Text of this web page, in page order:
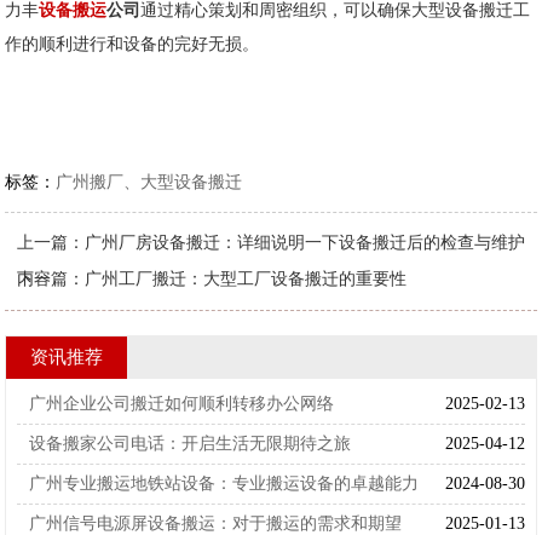
力丰设备搬运公司通过精心策划和周密组织，可以确保大型设备搬迁工
作的顺利进行和设备的完好无损。
标签： 广州搬厂、大型设备搬迁
上一篇： 广州厂房设备搬迁：详细说明一下设备搬迁后的检查与维护
内容
下一篇： 广州工厂搬迁：大型工厂设备搬迁的重要性
资讯推荐
2025-02-13
广州企业公司搬迁如何顺利转移办公网络
2025-04-12
设备搬家公司电话：开启生活无限期待之旅
2024-08-30
广州专业搬运地铁站设备：专业搬运设备的卓越能力
2025-01-13
广州信号电源屏设备搬运：对于搬运的需求和期望